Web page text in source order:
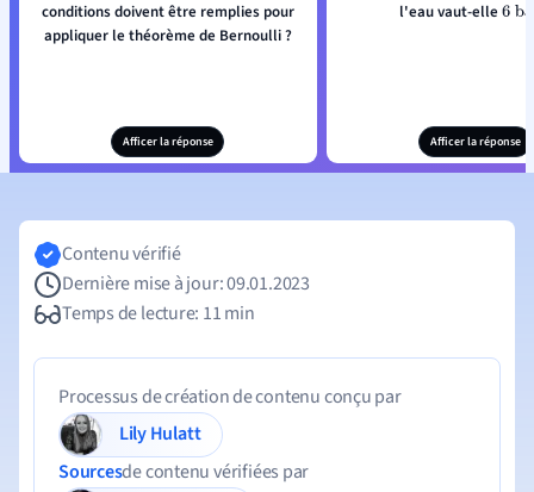
conditions doivent être remplies pour
appliquer le théorème de Bernoulli ?
Afficer la réponse
l'eau vaut-elle6
Afficer la réponse
Contenu vérifié
Dernière mise à jour: 09.01.2023
Temps de lecture: 11 min
Processus de création de contenu conçu par
Lily Hulatt
Sourcesde contenu vérifiées par